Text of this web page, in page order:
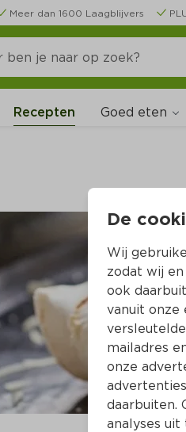
Meer dan 1600 Laagblijvers
Recepten Goed eten
De
Wij
zodat wij
ook
vanuit onze
mailadres
onze
daarbuiten.
analyses